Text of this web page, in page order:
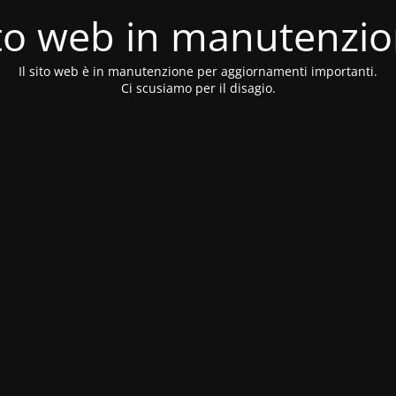
web in
Il sito web è in manutenzione per aggiornamenti importanti.
Ci scusiamo per il disagio.